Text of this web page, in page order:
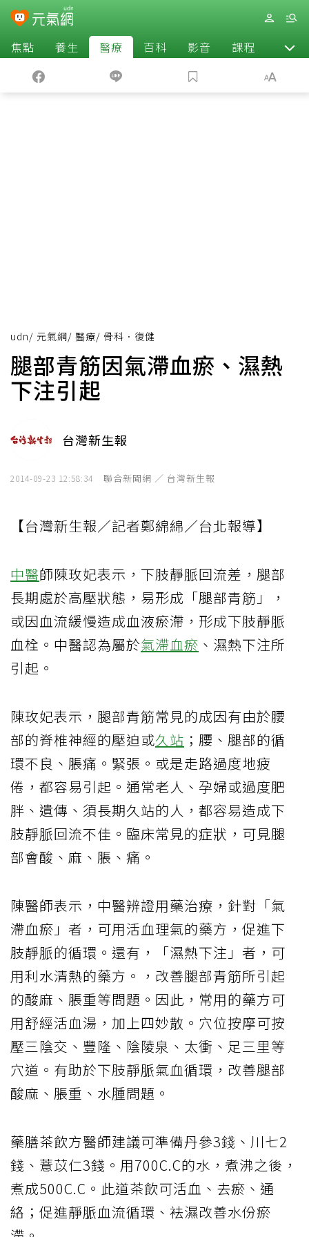
焦點 養生 醫療 百科 影音 課程 退休
udn/ 元氣網/ 醫療/ 骨科．復健
腿部青筋因氣滯血瘀、濕熱
下注引起
台灣新生報
2014-09-23 12:58:34 聯合新聞網 ／ 台灣新生報
【台灣新生報／記者鄭綿綿／台北報導】
中醫師陳玫妃表示，下肢靜脈回流差，腿部
長期處於高壓狀態，易形成「腿部青筋」，
或因血流緩慢造成血液瘀滯，形成下肢靜脈
血栓。中醫認為屬於氣滯血瘀 、濕熱下注所
引起。
陳玫妃表示，腿部青筋常見的成因有由於腰
部的脊椎神經的壓迫或久站 ；腰、腿部的循
環不良、脹痛。緊張。或是走路過度地疲
倦，都容易引起。通常老人、孕婦或過度肥
胖、遺傳、須長期久站的人，都容易造成下
肢靜脈回流不佳。臨床常見的症狀，可見腿
部會酸、麻、脹、痛。
陳醫師表示，中醫辨證用藥治療，針對「氣
滯血瘀」者，可用活血理氣的藥方，促進下
肢靜脈的循環。還有，「濕熱下注」者，可
用利水清熱的藥方。，改善腿部青筋所引起
的酸麻、脹重等問題。因此，常用的藥方可
用舒經活血湯，加上四妙散。穴位按摩可按
壓三陰交、豐隆、陰陵泉、太衝、足三里等
穴道。有助於下肢靜脈氣血循環，改善腿部
酸麻、脹重、水腫問題。
藥膳茶飲方醫師建議可準備丹參3錢、川七2
錢、薏苡仁3錢。用700C.C的水，煮沸之後，
煮成500C.C。此道茶飲可活血、去瘀、通
絡；促進靜脈血流循環、袪濕改善水份瘀